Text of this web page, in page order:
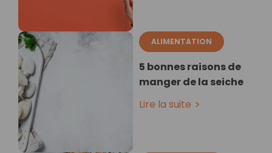
ALIMENTATION
5 bonnes raisons de
manger de la seiche
Lire la suite